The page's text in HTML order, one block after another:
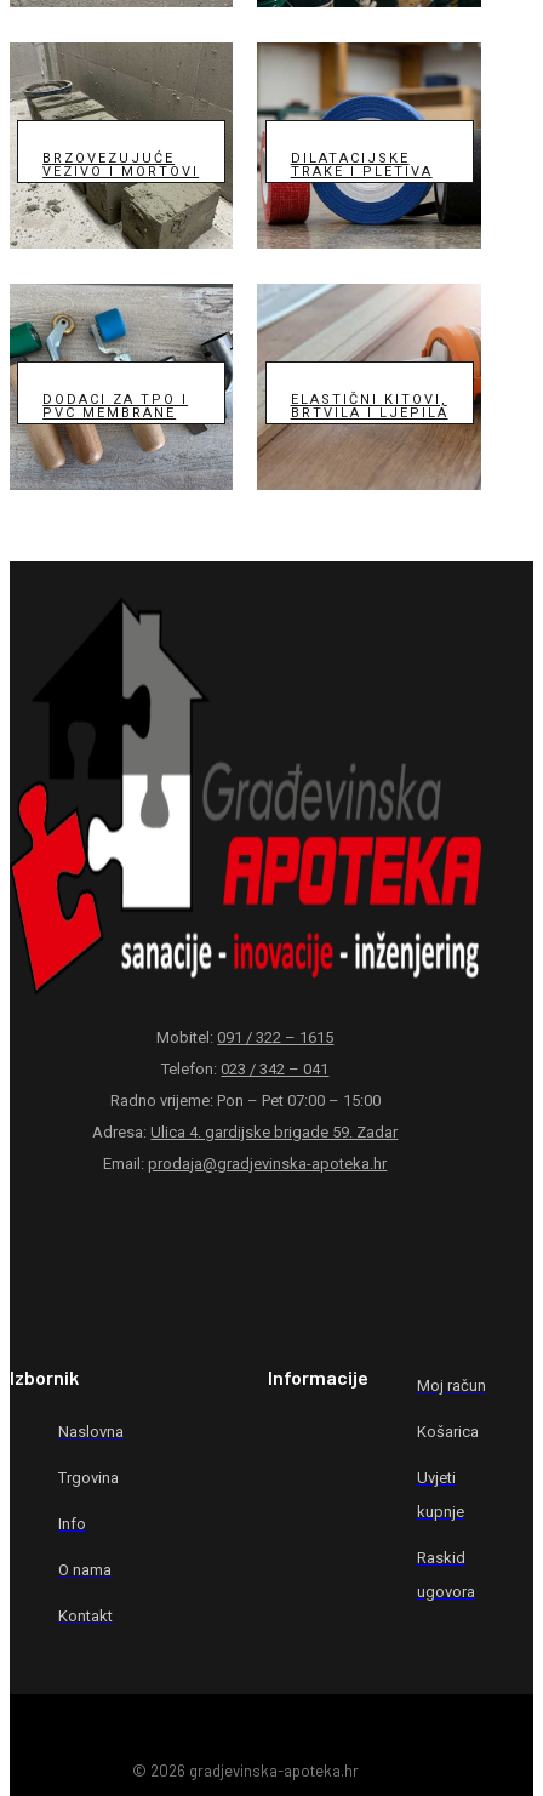
BRZOVEZUJUĆE
VEZIVO I MORTOVI
DILATACIJSKE
TRAKE I PLETIVA
DODACI ZA TPO I
PVC MEMBRANE
ELASTIČNI KITOVI,
BRTVILA I LJEPILA
Mobitel:091 / 322 – 1615
Telefon:023 / 342 – 041
Radno vrijeme: Pon – Pet 07:00 – 15:00
Adresa:Ulica 4. gardijske brigade 59. Zadar
Email:prodaja@gradjevinska-apoteka.hr
Izbornik
Naslovna
Trgovina
Info
O nama
Kontakt
Informacije Moj račun
Košarica
Uvjeti
kupnje
Raskid
ugovora
© 2026 gradjevinska-apoteka.hr